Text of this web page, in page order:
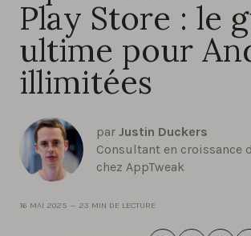
Play Store : le
ultime pour
illimitées
par Justin Duckers
Consultant en croissance
chez AppTweak
16 MAI 2025 — 23 MIN DE LECTURE